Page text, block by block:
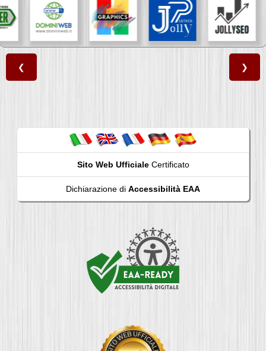
❮ ❯
Sito Web UfficialeCertificato
Dichiarazione di Accessibilità EAA